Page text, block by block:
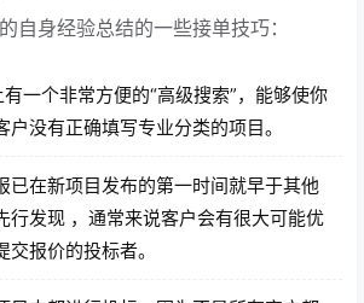
自身经验总结的一些接单技巧：
一个非常方便的“高级搜索”，能够使你
户没有正确填写专业分类的项目。
已在新项目发布的第一时间就早于其他
行发现 ，通常来说客户会有很大可能优
交报价的投标者。